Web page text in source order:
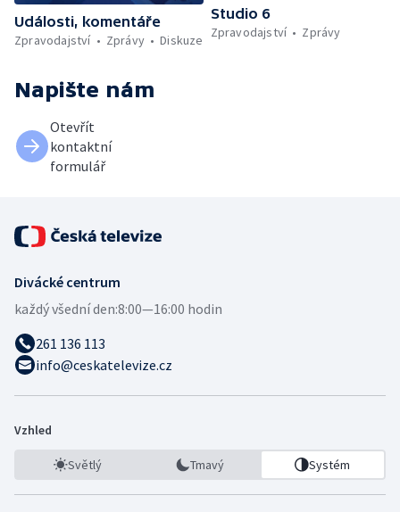
Události, komentáře
Zpravodajství
Zprávy Diskuze
Studio 6
Zpravodajství
Zprávy
Napište nám
Otevřít
kontaktní
formulář
Divácké centrum
každý všední den:8:00—16:00 hodin
261 136 113
info@ceskatelevize.cz
Vzhled
Světlý Tmavý Systém